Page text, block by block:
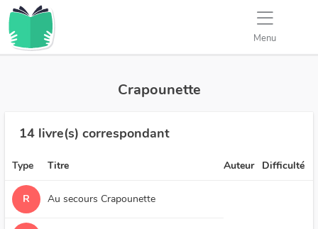
Menu
Crapounette
14 livre(s) correspondant
Type Titre Auteur Difficulté
R Au secours Crapounette